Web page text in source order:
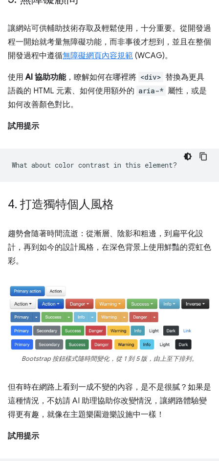
讓網站可供輔助技術存取及輕鬆使用，十分重要。從開發過
程一開始就考量無障礙功能，而非事後才想到，並且在整個
開發過程中遵循無障礙網頁內容規範 (WCAG)。
使用AI 協助功能，瞭解如何在哪裡將 <div> 替換為更具
語義的 HTML 元素、如何使用額外的 aria-* 屬性，或是
如何改善顏色對比。
試用提示
4. 打造獨特個人風格
趨勢會隨著時間流逝：從漸層、陰影和粗邊，到扁平化設
計，再到如今的設計風格，在深色背景上使用鮮豔的霓虹色
彩。
Bootstrap 按鈕樣式隨時間變化，從 1 到 5 版，由上至下排列。
但有時在網路上看到一成不變的內容，是不是很膩？如果是
這種情況，不妨請 AI 助理協助你改變情況，讓網路體驗變
得更有趣，就像在主題樂園遊樂設施中一樣！
試用提示